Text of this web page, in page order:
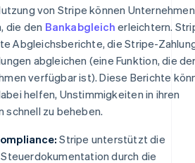
von Stripe können
die den Bankabgleich erleichtern.
Abgleichsberichte, die Stripe-
abgleichen (eine Funktion, die
verfügbar ist). Diese Berichte
helfen, Unstimmigkeiten in ihren
schnell zu beheben.
Stripe unterstützt die
durch die